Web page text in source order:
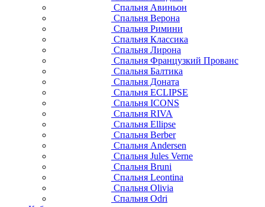
Спальня Авиньон
Спальня Верона
Спальня Римини
Спальня Классика
Спальня Лирона
Спальня Французкий Прованс
Спальня Балтика
Спальня Доната
Спальня ECLIPSE
Спальня ICONS
Спальня RIVA
Спальня Ellipse
Спальня Berber
Спальня Andersen
Спальня Jules Verne
Спальня Bruni
Спальня Leontina
Спальня Olivia
Спальня Odri